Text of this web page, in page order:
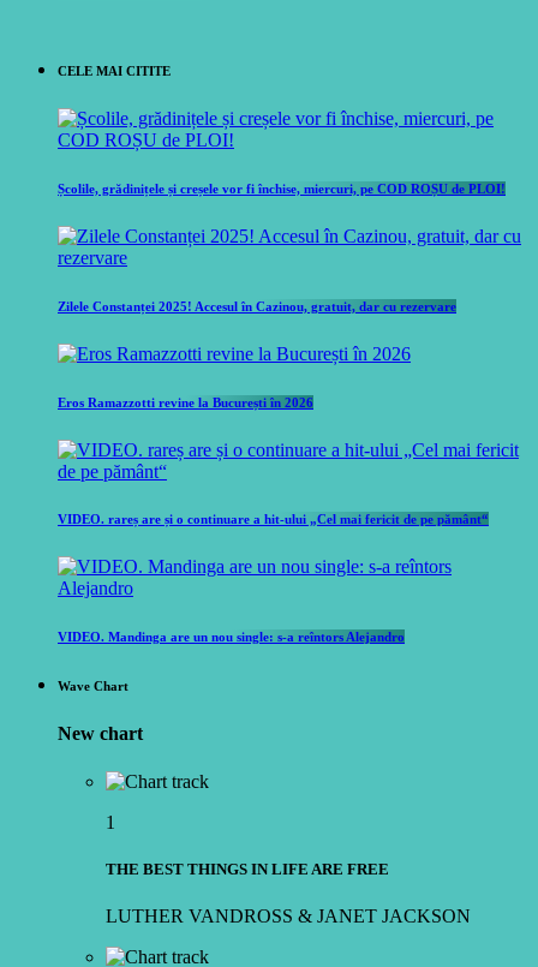
CELE MAI CITITE
Școlile, grădinițele și creșele vor fi închise, miercuri, pe COD ROȘU de PLOI!
Zilele Constanței 2025! Accesul în Cazinou, gratuit, dar cu rezervare
Eros Ramazzotti revine la București în 2026
VIDEO. rareș are și o continuare a hit-ului „Cel mai fericit de pe pământ“
VIDEO. Mandinga are un nou single: s-a reîntors Alejandro
Wave Chart
New chart
1
THE BEST THINGS IN LIFE ARE FREE
LUTHER VANDROSS & JANET JACKSON